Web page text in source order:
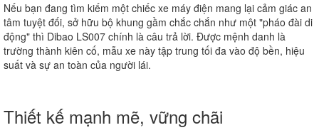
Nếu bạn đang tìm kiếm một chiếc xe máy điện mang lại cảm giác an
tâm tuyệt đối, sở hữu bộ khung gầm chắc chắn như một "pháo đài di
động" thì Dibao LS007 chính là câu trả lời. Được mệnh danh là
trường thành kiên cố, mẫu xe này tập trung tối đa vào độ bền, hiệu
suất và sự an toàn của người lái.
Thiết kế mạnh mẽ, vững chãi